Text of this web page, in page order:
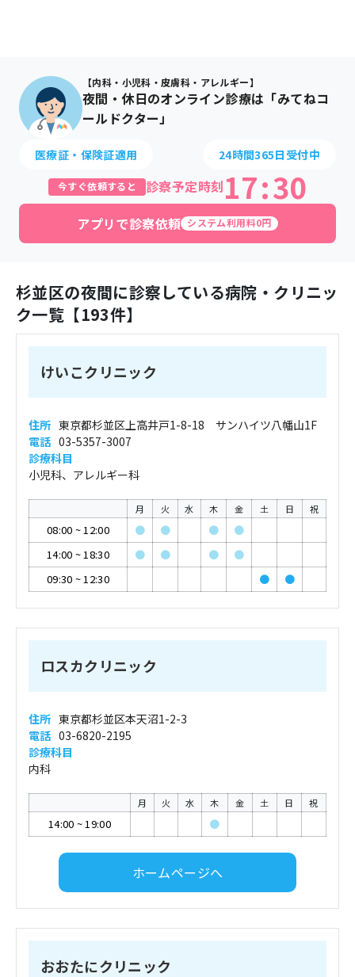
【内科・小児科・皮膚科・アレルギー】
夜間・休日のオンライン診療は「みてねコ
ールドクター」
医療証・保険証適用 24時間365日受付中
今すぐ依頼すると 診察予定時刻17:30
アプリで診察依頼 システム利用料0円
杉並区の夜間に診察している病院・クリニッ
ク一覧【193件】
けいこクリニック
住所 東京都杉並区上高井戸1-8-18 サンハイツ八幡山1F
電話 03-5357-3007
診療科目
小児科、アレルギー科
月 火 水 木 金 土 日 祝
08:00 ~12:00 ● ● ●
●
14:00 ~18:30 ● ● ●
●
09:30 ~12:30 ● ●
ロスカクリニック
住所 東京都杉並区本天沼1-2-3
電話 03-6820-2195
診療科目
内科
月 火 水 木 金 土 日 祝
14:00 ~19:00 ●
ホームページへ
おおたにクリニック